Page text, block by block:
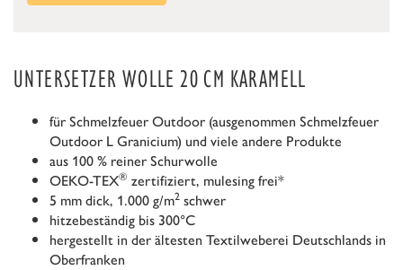
UNTERSETZER WOLLE 20 CM KARAMELL
für Schmelzfeuer Outdoor (ausgenommen Schmelzfeuer
Outdoor L Granicium) und viele andere Produkte
aus 100 % reiner Schurwolle
OEKO-TEX® zertifiziert, mulesing frei*
5 mm dick, 1.000 g/m2 schwer
hitzebeständig bis 300°C
hergestellt in der ältesten Textilweberei Deutschlands in
Oberfranken